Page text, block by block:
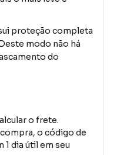
proteção completa
modo não há
do
o frete.
o código de
1 dia útil em seu